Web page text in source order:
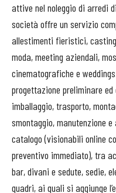
attive nel noleggio di arredi
società offre un servizio
allestimenti fieristici,
moda, meeting aziendali,
cinematografiche e
progettazione preliminare ed
imballaggio, trasporto,
smontaggio, manutenzione
catalogo (visionabili online
preventivo immediato), tra
bar, divani e sedute, sedie,
quadri, ai quali si aggiunge